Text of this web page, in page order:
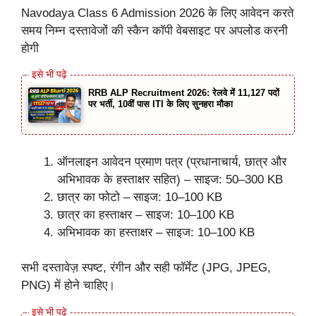
Navodaya Class 6 Admission 2026 के लिए आवेदन करते
समय निम्न दस्तावेजों की स्कैन कॉपी वेबसाइट पर अपलोड करनी
होगी
RRB ALP Recruitment 2026: रेलवे में 11,127 पदों
पर भर्ती, 10वीं पास ITI के लिए सुनहरा मौका
ऑनलाइन आवेदन प्रमाण पत्र (प्रधानाचार्य, छात्र और
अभिभावक के हस्ताक्षर सहित) – साइज: 50–300 KB
छात्र का फोटो – साइज: 10–100 KB
छात्र का हस्ताक्षर – साइज: 10–100 KB
अभिभावक का हस्ताक्षर – साइज: 10–100 KB
सभी दस्तावेज़ स्पष्ट, रंगीन और सही फॉर्मेट (JPG, JPEG,
PNG) में होने चाहिए।